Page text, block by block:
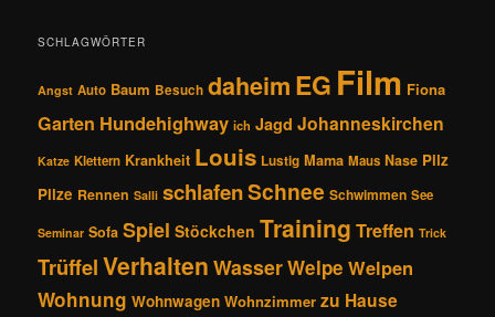
SCHLAGWÖRTER
Angst Auto Baum Besuch daheimEG Film Fiona
Garten Hundehighway ich Jagd Johanneskirchen
Katze Klettern Krankheit Louis Lustig Mama Maus Nase Pilz
Pilze Rennen Salli schlafenSchnee Schwimmen See
Seminar Sofa Spiel Stöckchen Training Treffen Trick
TrüffelVerhalten WasserWelpe Welpen
Wohnung Wohnwagen Wohnzimmer zu Hause